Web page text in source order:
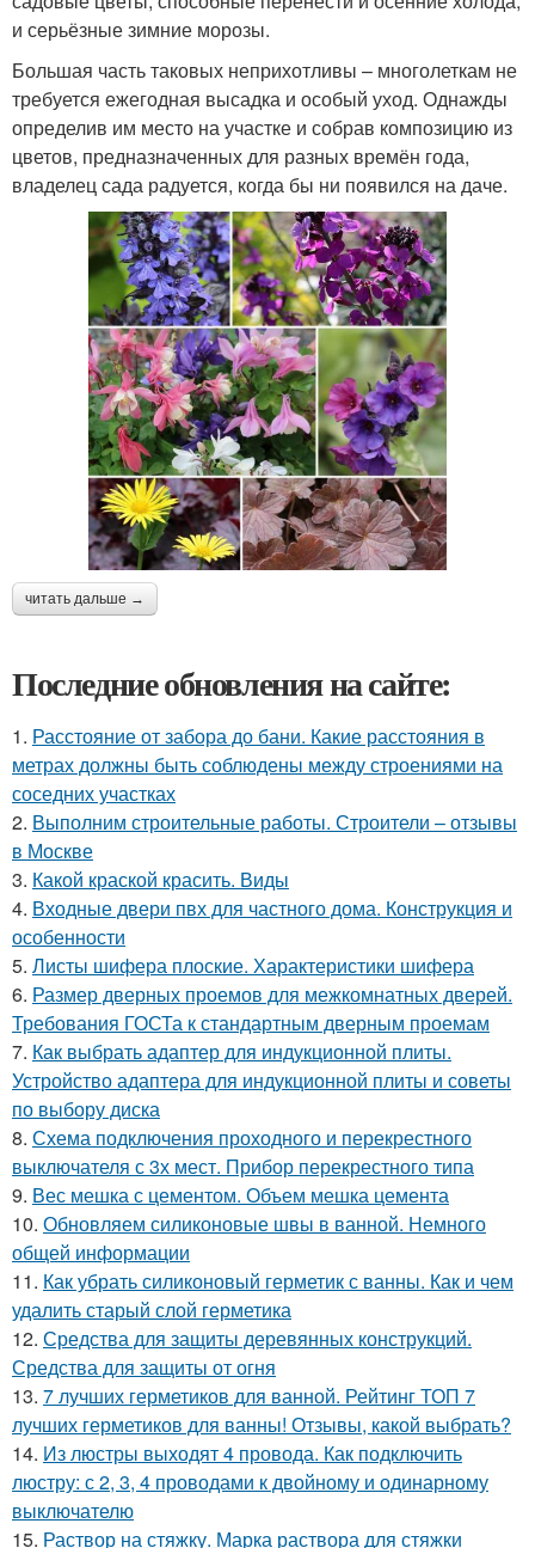
и серьёзные зимние морозы.
Большая часть таковых неприхотливы – многолеткам не
требуется ежегодная высадка и особый уход. Однажды
определив им место на участке и собрав композицию из
цветов, предназначенных для разных времён года,
владелец сада радуется, когда бы ни появился на даче.
читать дальше →
Последние обновления на сайте:
1. Расстояние от забора до бани. Какие расстояния в
метрах должны быть соблюдены между строениями на
соседних участках
2. Выполним строительные работы. Строители – отзывы
в Москве
3. Какой краской красить. Виды
4. Входные двери пвх для частного дома. Конструкция и
особенности
5. Листы шифера плоские. Характеристики шифера
6. Размер дверных проемов для межкомнатных дверей.
Требования ГОСТа к стандартным дверным проемам
7. Как выбрать адаптер для индукционной плиты.
Устройство адаптера для индукционной плиты и советы
по выбору диска
8. Схема подключения проходного и перекрестного
выключателя с 3х мест. Прибор перекрестного типа
9. Вес мешка с цементом. Объем мешка цемента
10. Обновляем силиконовые швы в ванной. Немного
общей информации
11. Как убрать силиконовый герметик с ванны. Как и чем
удалить старый слой герметика
12. Средства для защиты деревянных конструкций.
Средства для защиты от огня
13. 7 лучших герметиков для ванной. Рейтинг ТОП 7
лучших герметиков для ванны! Отзывы, какой выбрать?
14. Из люстры выходят 4 провода. Как подключить
люстру: с 2, 3, 4 проводами к двойному и одинарному
выключателю
15. Раствор на стяжку. Марка раствора для стяжки